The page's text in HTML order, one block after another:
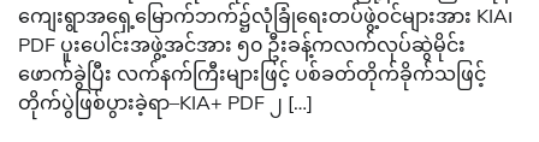
ကျေးရွာအရှေ့မြောက်ဘက်၌လုံခြုံရေးတပ်ဖွဲ့ဝင်များအား KIA၊
PDF ပူးပေါင်းအဖွဲ့အင်အား ၅၀ ဦးခန့်ကလက်လုပ်ဆွဲမိုင်း
ဖောက်ခွဲပြီး လက်နက်ကြီးများဖြင့် ပစ်ခတ်တိုက်ခိုက်သဖြင့်
တိုက်ပွဲဖြစ်ပွားခဲ့ရာ–KIA+ PDF ၂ […]